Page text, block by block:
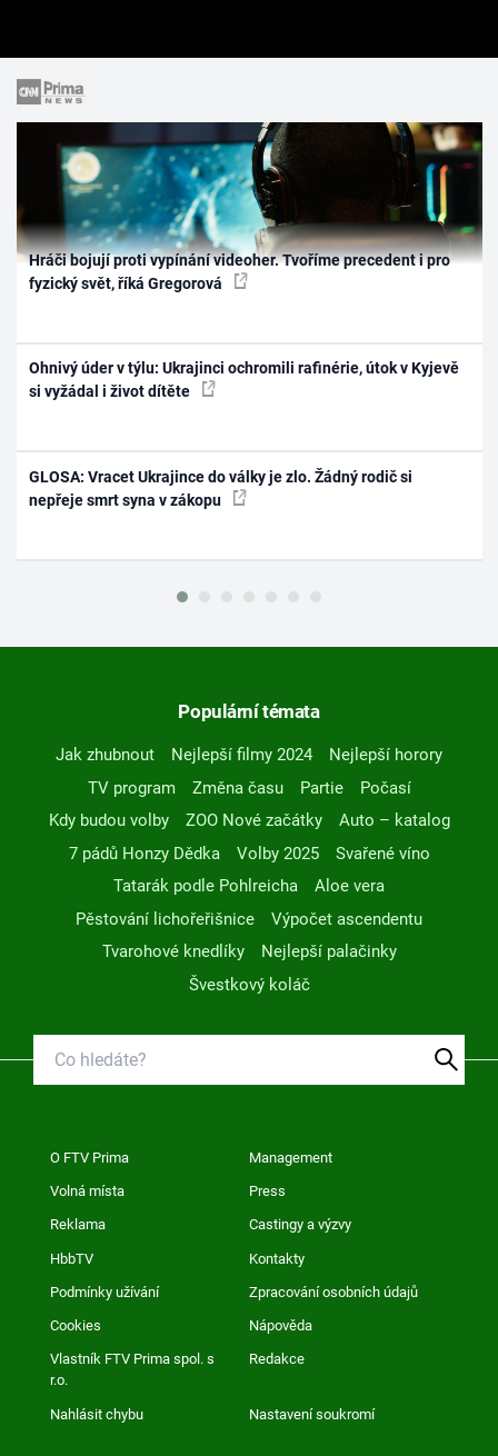
Hráči bojují proti vypínání videoher. Tvoříme precedent i pro
fyzický svět, říká Gregorová
Ohnivý úder v týlu: Ukrajinci ochromili rafinérie, útok v Kyjevě
si vyžádal i život dítěte
GLOSA: Vracet Ukrajince do války je zlo. Žádný rodič si
nepřeje smrt syna v zákopu
Populární témata
Jak zhubnout Nejlepší filmy 2024
Nejlepší horory
TV program
Změna času Partie
Počasí
Kdy budou volby
ZOO Nové začátky
Auto – katalog
7 pádů Honzy Dědka
Volby 2025
Svařené víno
Tatarák podle Pohlreicha
Aloe vera
Pěstování lichořeřišnice
Výpočet ascendentu
Tvarohové knedlíky
Nejlepší palačinky
Švestkový koláč
O FTV Prima Management
Volná místa Press
Reklama Castingy a výzvy
HbbTV Kontakty
Podmínky užívání Zpracování osobních údajů
Cookies Nápověda
Vlastník FTV Prima spol. s
r.o.
Redakce
Nahlásit chybu Nastavení soukromí